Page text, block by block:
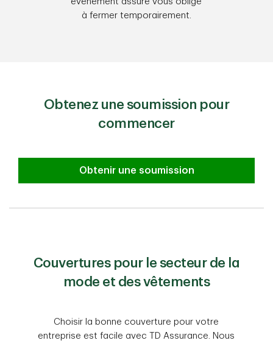
à fermer temporairement.
Obtenez une soumission pour
commencer
Obtenir une soumission
Couvertures pour le secteur de la
mode et des vêtements
Choisir la bonne couverture pour votre
entreprise est facile avec TD Assurance. Nous